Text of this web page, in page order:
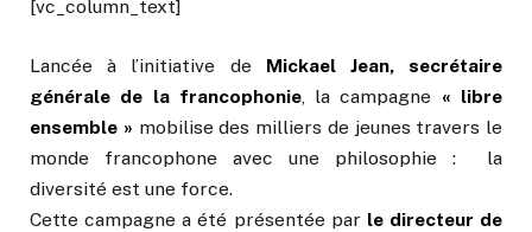
[vc_column_text]
Lancée à l’initiative de Mickael Jean, secrétaire
générale de la francophonie, la campagne « libre
ensemble » mobilise des milliers de jeunes travers le
monde francophone avec une philosophie : la
diversité est une force.
Cette campagne a été présentée par le directeur de